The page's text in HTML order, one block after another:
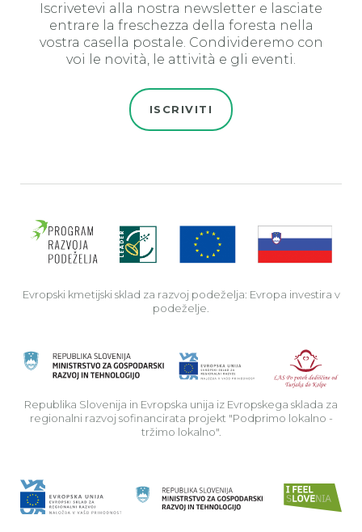
Iscrivetevi alla nostra newsletter e lasciate
entrare la freschezza della foresta nella
vostra casella postale. Condivideremo con
voi le novità, le attività e gli eventi.
ISCRIVITI
Evropski kmetijski sklad za razvoj podeželja: Evropa investira v
podeželje.
Republika Slovenija in Evropska unija iz Evropskega sklada za
regionalni razvoj sofinancirata projekt "Podprimo lokalno -
tržimo lokalno".